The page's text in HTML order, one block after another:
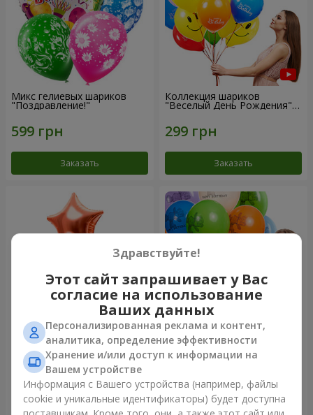
Микс гелиевых шариков
"Поздравление!"
Заказать
Коллекция шариков
"Веселый День Рождения" -
Заказать
Фонтан шаров “Мир чудес”
Заказать
Коллекция шариков "День
рождения" (с Тедди)
Заказать
Здравствуйте!
Этот сайт запрашивает у Вас
согласие на использование
Ваших данных
Персонализированная реклама и контент,
аналитика, определение эффективности
Хранение и/или доступ к информации на
Вашем устройстве
Информация с Вашего устройства (например, файлы
cookie и уникальные идентификаторы) будет доступна